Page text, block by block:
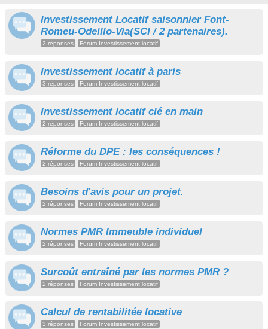
Investissement Locatif saisonnier Font-
Romeu-Odeillo-Via(SCI / 2 partenaires).
2 réponses Forum Investissement locatif
Investissement locatif à paris
3 réponses Forum Investissement locatif
Investissement locatif clé en main
2 réponses Forum Investissement locatif
Réforme du DPE : les conséquences !
2 réponses Forum Investissement locatif
Besoins d'avis pour un projet.
2 réponses Forum Investissement locatif
Normes PMR Immeuble individuel
2 réponses Forum Investissement locatif
Surcoût entraîné par les normes PMR ?
2 réponses Forum Investissement locatif
Calcul de rentabilitée locative
3 réponses Forum Investissement locatif